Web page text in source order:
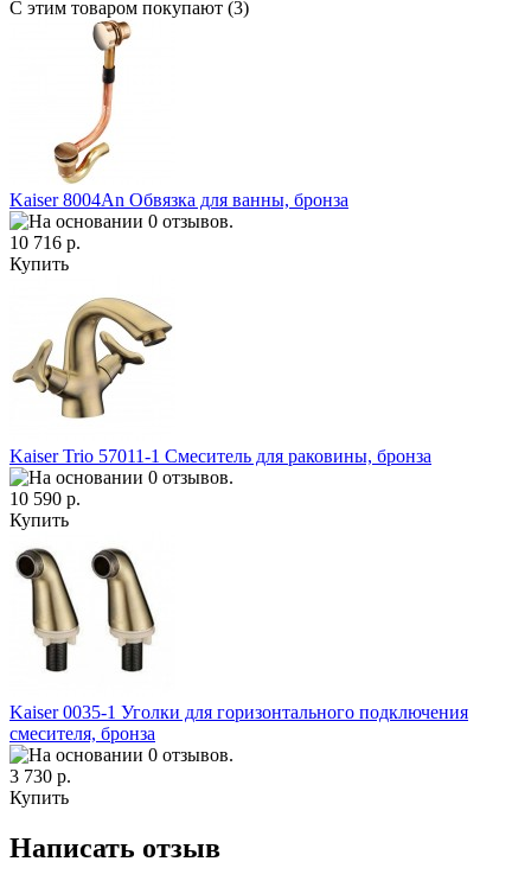
С этим товаром покупают (3)
Kaiser 8004An Обвязка для ванны, бронза
10 716 р.
Купить
Kaiser Trio 57011-1 Смеситель для раковины, бронза
10 590 р.
Купить
Kaiser 0035-1 Уголки для горизонтального подключения
смесителя, бронза
3 730 р.
Купить
Написать отзыв